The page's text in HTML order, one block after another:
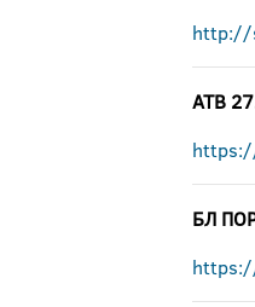
http://
АТВ
БЛ